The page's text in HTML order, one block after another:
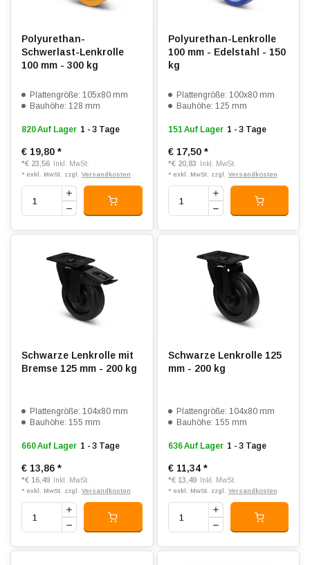
Polyurethan-
Schwerlast-Lenkrolle
100 mm - 300 kg
Plattengröße: 105x80 mm
Bauhöhe: 128 mm
820 Auf Lager 1 - 3 Tage
€ 19,80 *
*€ 23,56 Inkl. MwSt.
* exkl. MwSt. zzgl. Versandkosten
Polyurethan-Lenkrolle
100 mm - Edelstahl - 150
kg
Plattengröße: 100x80 mm
Bauhöhe: 125 mm
151 Auf Lager 1 - 3 Tage
€ 17,50 *
*€ 20,83 Inkl. MwSt.
* exkl. MwSt. zzgl. Versandkosten
Schwarze Lenkrolle mit
Bremse 125 mm - 200 kg
Plattengröße: 104x80 mm
Bauhöhe: 155 mm
660 Auf Lager 1 - 3 Tage
€ 13,86 *
*€ 16,49 Inkl. MwSt.
* exkl. MwSt. zzgl. Versandkosten
Schwarze Lenkrolle 125
mm - 200 kg
Plattengröße: 104x80 mm
Bauhöhe: 155 mm
636 Auf Lager 1 - 3 Tage
€ 11,34 *
*€ 13,49 Inkl. MwSt.
* exkl. MwSt. zzgl. Versandkosten